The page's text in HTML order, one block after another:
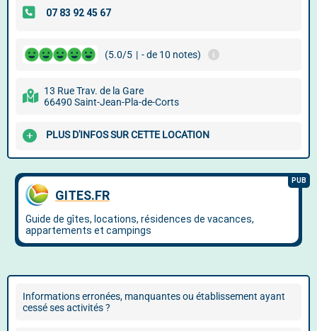
(5.0/5 | - de 10 notes)
13 Rue Trav. de la Gare
66490 Saint-Jean-Pla-de-Corts
PLUS D'INFOS SUR CETTE LOCATION
Informations erronées, manquantes ou établissement ayant
cessé ses activités ?